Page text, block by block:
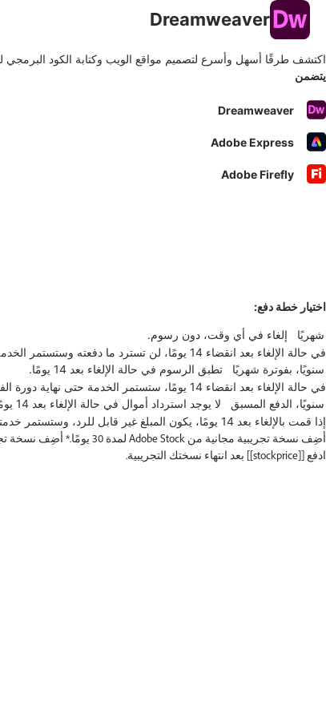
Dreamweaver
اكتشف طرقًا أسهل وأسرع لتصميم مواقع الويب وكتابة الكود
يتضمن
Dreamweaver
Adobe Express
Adobe Firefly
اختيار خطة دفع:
في حالة الإلغاء بعد انقضاء 14 يومًا، لن تسترد ما دفعته وستستمر الخدمة حتى نهاية دورة الفوترة لهذا الشهر.
في حالة الإلغاء بعد انقضاء 14 يومًا، ستستمر الخدمة حتى نهاية دورة الفوترة لهذا الشهر، وستتحمل تكلفة رسوم إنهاء مبكر.
إذا قمت بالإلغاء بعد 14 يومًا، يكون المبلغ غير قابل للرد، وستستمر خدمتك حتى نهاية الفترة التعاقدية.
أضِف نسخة تجريبية مجانية من Adobe Stock لمدة 30 يومًا.*
ادفع [[stockprice]] بعد انتهاء نسختك التجريبية.